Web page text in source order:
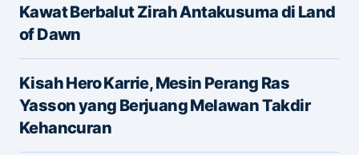
Kawat Berbalut Zirah Antakusuma di Land
of Dawn
Kisah Hero Karrie, Mesin Perang Ras
Yasson yang Berjuang Melawan Takdir
Kehancuran